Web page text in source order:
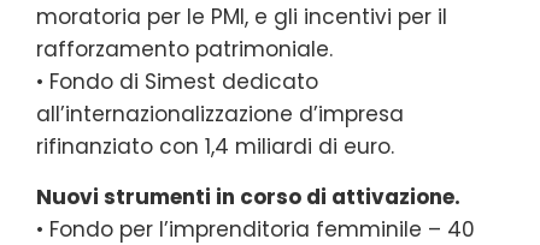
moratoria per le PMI, e gli incentivi per il
rafforzamento patrimoniale.
• Fondo di Simest dedicato
all’internazionalizzazione d’impresa
rifinanziato con 1,4 miliardi di euro.
Nuovi strumenti in corso di attivazione.
• Fondo per l’imprenditoria femminile – 40